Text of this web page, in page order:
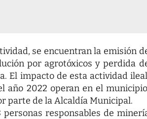
se encuentran la emisión
por agrotóxicos y perdida
El impacto de esta actividad
año 2022 operan en el
parte de la Alcaldía Municipal.
responsables de